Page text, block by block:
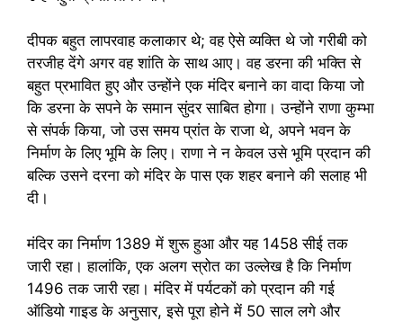
दीपक बहुत लापरवाह कलाकार थे; वह ऐसे व्यक्ति थे जो गरीबी को
तरजीह देंगे अगर वह शांति के साथ आए। वह डरना की भक्ति से
बहुत प्रभावित हुए और उन्होंने एक मंदिर बनाने का वादा किया जो
कि डरना के सपने के समान सुंदर साबित होगा। उन्होंने राणा कुम्भा
से संपर्क किया, जो उस समय प्रांत के राजा थे, अपने भवन के
निर्माण के लिए भूमि के लिए। राणा ने न केवल उसे भूमि प्रदान की
बल्कि उसने दरना को मंदिर के पास एक शहर बनाने की सलाह भी
दी।
मंदिर का निर्माण 1389 में शुरू हुआ और यह 1458 सीई तक
जारी रहा। हालांकि, एक अलग स्रोत का उल्लेख है कि निर्माण
1496 तक जारी रहा। मंदिर में पर्यटकों को प्रदान की गई
ऑडियो गाइड के अनुसार, इसे पूरा होने में 50 साल लगे और